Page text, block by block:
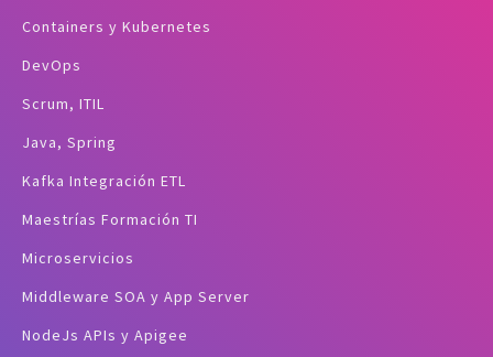
Containers y Kubernetes
DevOps
Scrum, ITIL
Java, Spring
Kafka Integración ETL
Maestrías Formación TI
Microservicios
Middleware SOA y App Server
NodeJs APIs y Apigee